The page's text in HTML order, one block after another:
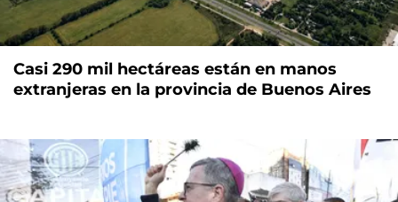
Casi 290 mil hectáreas están en manos
extranjeras en la provincia de Buenos Aires